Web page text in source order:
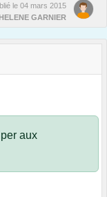
le 04 mars 2015
GARNIER
aux